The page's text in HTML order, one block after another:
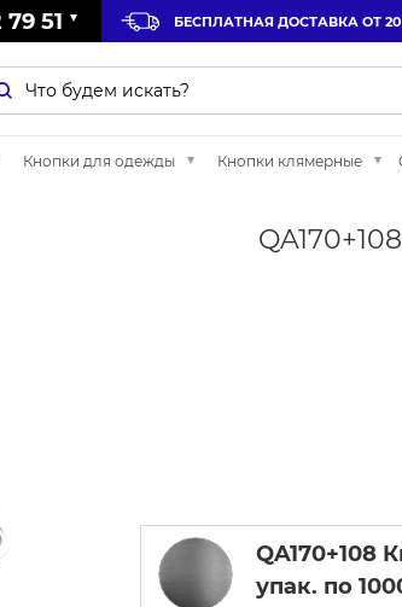
51 БЕСПЛАТНАЯ ДОСТАВКА ОТ 20
Кнопки для одежды Кнопки клямерные
QA170+108
упак. по